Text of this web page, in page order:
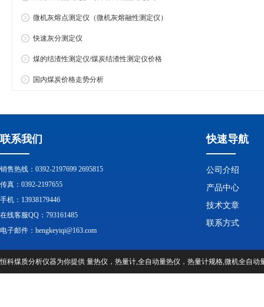
微机灰熔点测定仪（微机灰熔融性测定仪）
快速灰分测定仪
煤的结渣性测定仪/煤炭结渣性测定仪价格
国内煤炭价格走势分析
联系我们
销售热线：0392-2197699 2695815
传真：0392-2197655
手机：13938179446
在线客服QQ：793161485
电子邮件：hengkeyiqi@163.com
快速导航
公司介绍
产品中心
技术文章
联系方式
恒科煤质分析仪器为你提供 量热仪，热量计,全自动量热仪，热量计规格,微机全自